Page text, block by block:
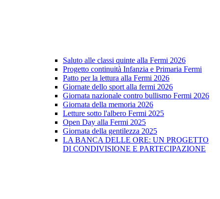
Saluto alle classi quinte alla Fermi 2026
Progetto continuità Infanzia e Primaria Fermi
Patto per la lettura alla Fermi 2026
Giornate dello sport alla fermi 2026
Giornata nazionale contro bullismo Fermi 2026
Giornata della memoria 2026
Letture sotto l'albero Fermi 2025
Open Day alla Fermi 2025
Giornata della gentilezza 2025
LA BANCA DELLE ORE: UN PROGETTO
DI CONDIVISIONE E PARTECIPAZIONE